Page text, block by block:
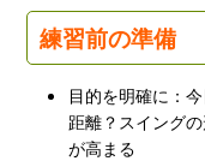
練習前の準備
目的を明確に：
距離？スイング
が高まる